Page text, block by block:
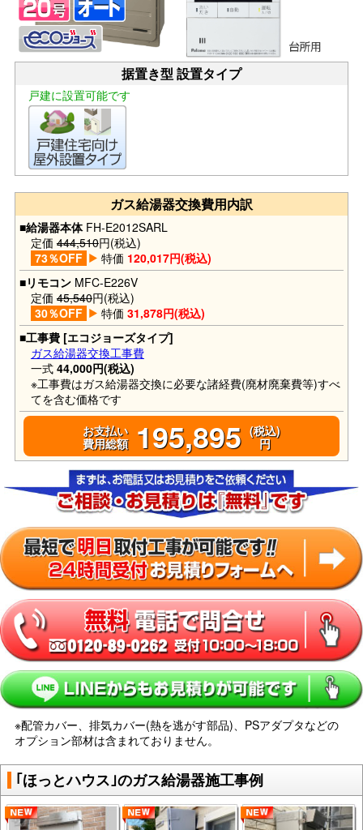
据置き型 設置タイプ
戸建に設置可能です
ガス給湯器交換費用内訳
■給湯器本体FH-E2012SARL
定価 444,510円(税込)
73％OFF
特価 120,017円(税込)
■リモコンMFC-E226V
定価 45,540円(税込)
30％OFF
特価 31,878円(税込)
■工事費 [エコジョーズタイプ]
ガス給湯器交換工事費
一式 44,000円(税込)
※工事費はガス給湯器交換に必要な諸経費(廃材廃棄費等)すべ
てを含む価格です
お支払い
費用総額195,895 (税込)
円
※配管カバー、排気カバー(熱を逃がす部品)、PSアダプタなどの
オプション部材は含まれておりません。
｢ほっとハウス｣のガス給湯器施工事例